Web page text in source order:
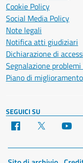
Cookie Policy
Social Media Policy
Note legali
Notifica atti giudiziari
Dichiarazione di
Segnalazione
Piano di
SEGUICI SU
Facebook